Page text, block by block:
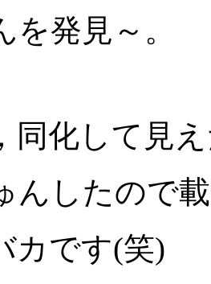
発見～。
同化して見
んしたので
カです(笑)